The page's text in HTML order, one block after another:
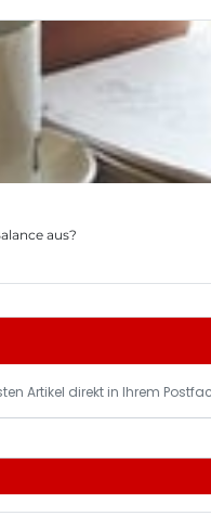
aus?
Artikel direkt in Ihrem